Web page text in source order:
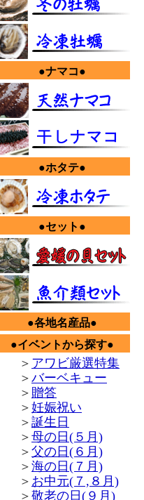
●ナマコ●
●ホタテ●
●セット●
●各地名産品●
●イベントから探す●
＞ アワビ厳選特集
＞ バーベキュー
＞ 贈答
＞ 妊娠祝い
＞ 誕生日
＞ 母の日(５月)
＞ 父の日(６月)
＞ 海の日(７月)
＞ お中元(７,８月)
＞ 敬老の日(９月)